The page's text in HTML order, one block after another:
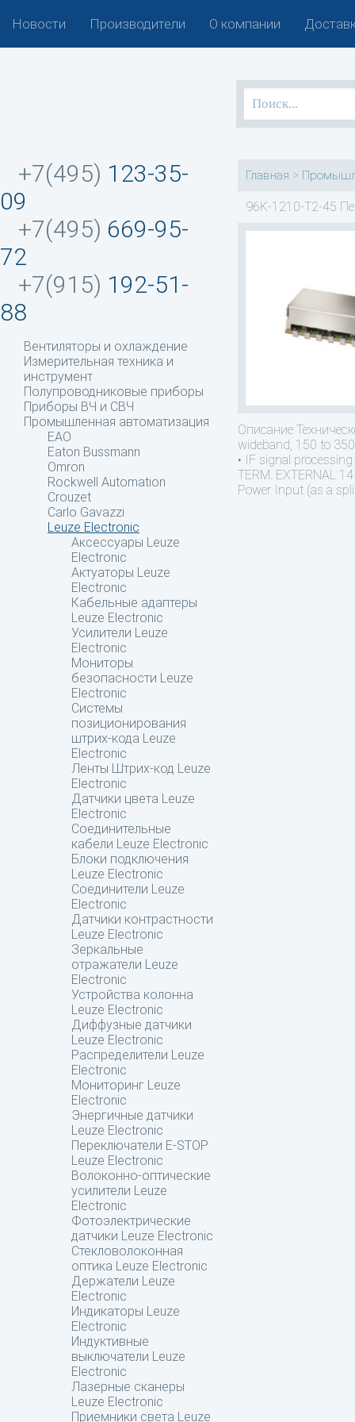
Новости Производители О компании
+7(495) 123-35-
09
+7(495) 669-95-
72
+7(915) 192-51-
88
Вентиляторы и охлаждение
Измерительная техника и
инструмент
Полупроводниковые приборы
Приборы ВЧ и СВЧ
Промышленная автоматизация
EAO
Eaton Bussmann
Omron
Rockwell Automation
Crouzet
Carlo Gavazzi
Leuze Electronic
Аксессуары Leuze
Electronic
Актуаторы Leuze
Electronic
Кабельные адаптеры
Leuze Electronic
Усилители Leuze
Electronic
Мониторы
безопасности Leuze
Electronic
Системы
позиционирования
штрих-кода Leuze
Electronic
Ленты Штрих-код Leuze
Electronic
Датчики цвета Leuze
Electronic
Соединительные
кабели Leuze Electronic
Блоки подключения
Leuze Electronic
Соединители Leuze
Electronic
Датчики контрастности
Leuze Electronic
Зеркальные
отражатели Leuze
Electronic
Устройства колонна
Leuze Electronic
Диффузные датчики
Leuze Electronic
Распределители Leuze
Electronic
Мониторинг Leuze
Electronic
Энергичные датчики
Leuze Electronic
Переключатели E-STOP
Leuze Electronic
Волоконно-оптические
усилители Leuze
Electronic
Фотоэлектрические
датчики Leuze Electronic
Стекловолоконная
оптика Leuze Electronic
Держатели Leuze
Electronic
Индикаторы Leuze
Electronic
Индуктивные
выключатели Leuze
Electronic
Лазерные сканеры
Leuze Electronic
Приемники света Leuze
Главная >
96K-1210-T2-45
Описание
wideband, 150 to
• IF signal
TERM. EXTERNAL
Power Input (as a